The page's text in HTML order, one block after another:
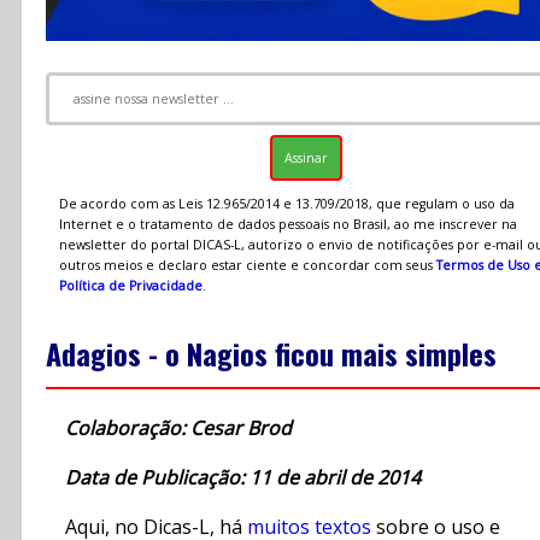
De acordo com as Leis 12.965/2014 e 13.709/2018, que regulam o uso da
Internet e o tratamento de dados pessoais no Brasil, ao me inscrever na
newsletter do portal DICAS-L, autorizo o envio de notificações por e-mail
outros meios e declaro estar ciente e concordar com seusTermos de Uso
Política de Privacidade.
Adagios - o Nagios ficou mais simples
Colaboração: Cesar Brod
Data de Publicação: 11 de abril de 2014
Aqui, no Dicas-L, há muitos textos sobre o uso e